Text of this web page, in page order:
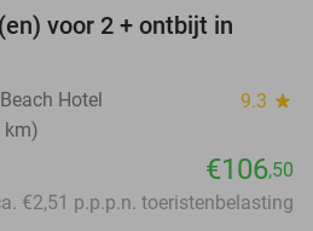
voor 2 + ontbijt in
Hotel 9.3 star
km)
€106,50
€2,51 p.p.p.n. toeristenbelasting